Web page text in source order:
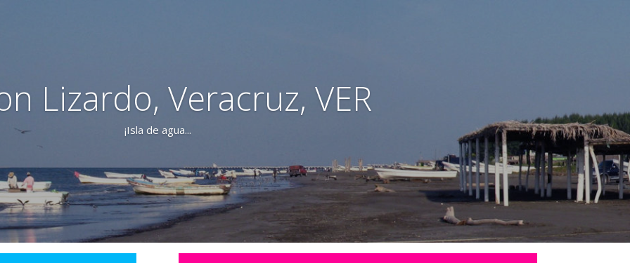
Lizardo, Veracruz, VER
¡Isla de agua...